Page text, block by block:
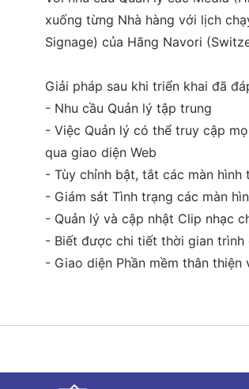
xuống từng Nhà hàng với lịch
Signage) của Hãng Navori
Giải pháp sau khi triển khai đã
- Nhu cầu Quản lý tập trung
- Việc Quản lý có thể truy cập
qua giao diện Web
- Tùy chỉnh bật, tắt các màn hình
- Giám sát Tình trạng các màn
- Quản lý và cập nhật Clip nhạc
- Biết được chi tiết thời gian
- Giao diện Phần mềm thân